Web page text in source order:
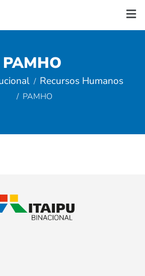
PAMHO
Recursos Humanos
PAMHO